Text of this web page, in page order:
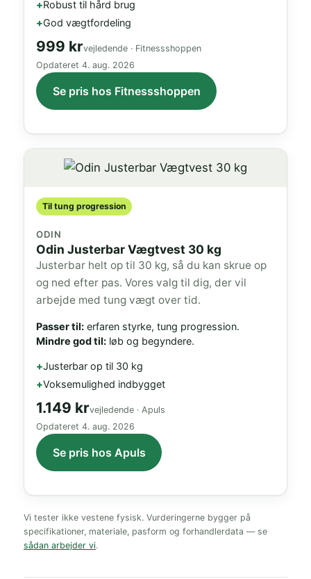
Robust til hård brug
God vægtfordeling
999 krvejledende · Fitnessshoppen
Opdateret 4. aug. 2026
Se pris hos Fitnessshoppen
Til tung progression
ODIN
Odin Justerbar Vægtvest 30 kg
Justerbar helt op til 30 kg, så du kan skrue op
og ned efter pas. Vores valg til dig, der vil
arbejde med tung vægt over tid.
Passer til: erfaren styrke, tung progression.
Mindre god til: løb og begyndere.
Justerbar op til 30 kg
Voksemulighed indbygget
1.149 krvejledende · Apuls
Opdateret 4. aug. 2026
Se pris hos Apuls
Vi tester ikke vestene fysisk. Vurderingerne bygger på
specifikationer, materiale, pasform og forhandlerdata — se
sådan arbejder vi.